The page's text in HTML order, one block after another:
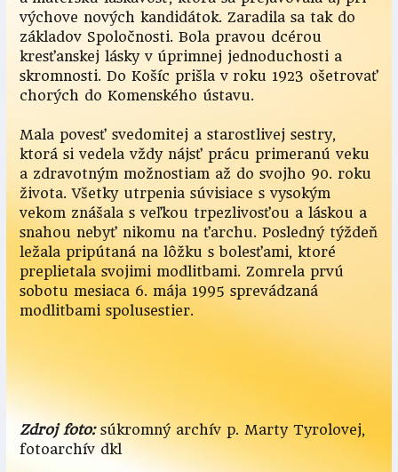
výchove nových kandidátok. Zaradila sa tak do
základov Spoločnosti. Bola pravou dcérou
kresťanskej lásky v úprimnej jednoduchosti a
skromnosti. Do Košíc prišla v roku 1923 ošetrovať
chorých do Komenského ústavu.
Mala povesť svedomitej a starostlivej sestry,
ktorá si vedela vždy nájsť prácu primeranú veku
a zdravotným možnostiam až do svojho 90. roku
života. Všetky utrpenia súvisiace s vysokým
vekom znášala s veľkou trpezlivosťou a láskou a
snahou nebyť nikomu na ťarchu. Posledný týždeň
ležala pripútaná na lôžku s bolesťami, ktoré
preplietala svojimi modlitbami. Zomrela prvú
sobotu mesiaca 6. mája 1995 sprevádzaná
modlitbami spolusestier.
Zdroj foto: súkromný archív p. Marty Tyrolovej,
fotoarchív dkl